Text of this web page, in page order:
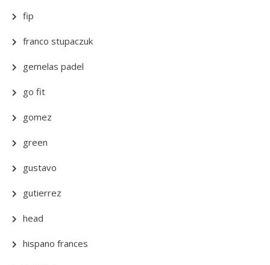
fip
franco stupaczuk
gemelas padel
go fit
gomez
green
gustavo
gutierrez
head
hispano frances